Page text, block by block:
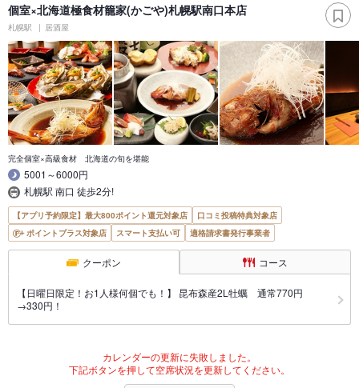
個室×北海道極食材籠家(かごや)札幌駅南口本店
札幌駅 居酒屋
完全個室×高級食材 北海道の旬を堪能
5001～6000円
札幌駅 南口 徒歩2分!
【アプリ予約限定】最大800ポイント還元対象店
口コミ投稿特典対象店
ポイントプラス対象店
スマート支払い可 適格請求書発行事業者
クーポン コース
【日曜日限定！お1人様何個でも！】 昆布森産2L牡蠣 通常770円
→330円！
カレンダーの更新に失敗しました。
下記ボタンを押して空席状況を更新してください。